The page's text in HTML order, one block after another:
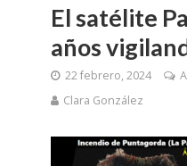
El satélite
años
22 febrero, 2024
Clara González